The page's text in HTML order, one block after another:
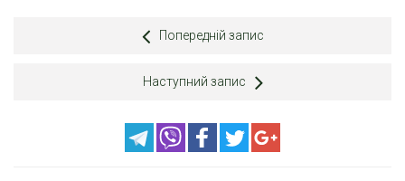
Попередній запис
Наступний запис